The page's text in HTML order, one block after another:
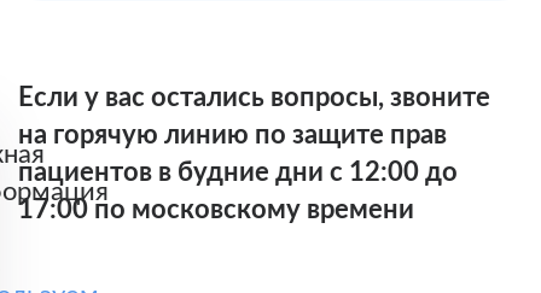
переоформления.
Существует несколько форм
рецептов, предназначенных для
различных целей и групп
Если у вас остались вопросы, звоните
на горячую линию по защите прав
пациентов в будние дни с 12:00 до
17:00 по московскому времени